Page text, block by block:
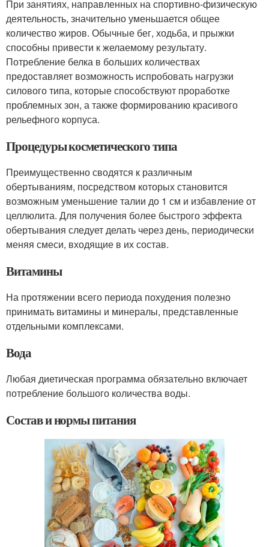
При занятиях, направленных на спортивно-физическую
деятельность, значительно уменьшается общее
количество жиров. Обычные бег, ходьба, и прыжки
способны привести к желаемому результату.
Потребление белка в больших количествах
предоставляет возможность испробовать нагрузки
силового типа, которые способствуют проработке
проблемных зон, а также формированию красивого
рельефного корпуса.
Процедуры косметического типа
Преимущественно сводятся к различным
обертываниям, посредством которых становится
возможным уменьшение талии до 1 см и избавление от
целлюлита. Для получения более быстрого эффекта
обертывания следует делать через день, периодически
меняя смеси, входящие в их состав.
Витамины
На протяжении всего периода похудения полезно
принимать витамины и минералы, представленные
отдельными комплексами.
Вода
Любая диетическая программа обязательно включает
потребление большого количества воды.
Состав и нормы питания